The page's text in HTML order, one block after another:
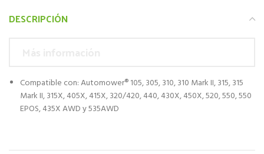
DESCRIPCIÓN
Compatible con: Automower® 105, 305, 310, 310 Mark II, 315, 315
Mark II, 315X, 405X, 415X, 320/420, 440, 430X, 450X, 520, 550, 550
EPOS, 435X AWD y 535AWD